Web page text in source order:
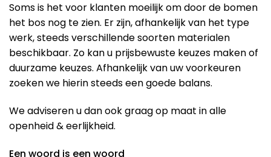
Soms is het voor klanten moeilijk om door de bomen
het bos nog te zien. Er zijn, afhankelijk van het type
werk, steeds verschillende soorten materialen
beschikbaar. Zo kan u prijsbewuste keuzes maken of
duurzame keuzes. Afhankelijk van uw voorkeuren
zoeken we hierin steeds een goede balans.
We adviseren u dan ook graag op maat in alle
openheid & eerlijkheid.
Een woord is een woord